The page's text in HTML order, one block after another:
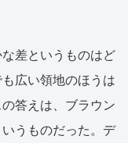
差というものはど
広い領地のほうは
答えは、ブラウン
うものだった。デ